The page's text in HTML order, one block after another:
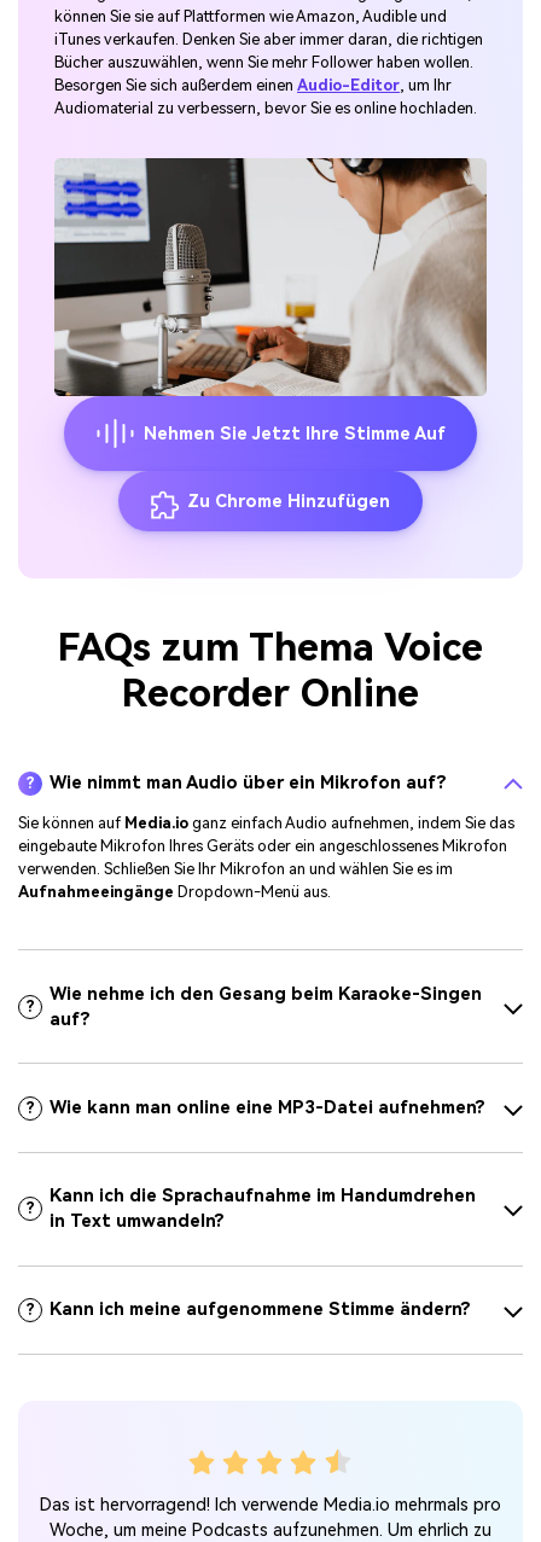
können Sie sie auf Plattformen wie Amazon, Audible und
iTunes verkaufen. Denken Sie aber immer daran, die richtigen
Bücher auszuwählen, wenn Sie mehr Follower haben wollen.
Besorgen Sie sich außerdem einen Audio-Editor , um Ihr
Audiomaterial zu verbessern, bevor Sie es online hochladen.
Nehmen Sie Jetzt Ihre Stimme Auf
Zu Chrome Hinzufügen
FAQs zum Thema Voice
Recorder Online
? Wie nimmt man Audio über ein Mikrofon auf?
Sie können auf Media.io ganz einfach Audio aufnehmen, indem Sie das
eingebaute Mikrofon Ihres Geräts oder ein angeschlossenes Mikrofon
verwenden. Schließen Sie Ihr Mikrofon an und wählen Sie es im
Aufnahmeeingänge Dropdown-Menü aus.
?
Wie nehme ich den Gesang beim Karaoke-Singen
auf?
? Wie kann man online eine MP3-Datei aufnehmen?
?
Kann ich die Sprachaufnahme im Handumdrehen
in Text umwandeln?
? Kann ich meine aufgenommene Stimme ändern?
Das ist hervorragend! Ich verwende Media.io mehrmals pro
Woche, um meine Podcasts aufzunehmen. Um ehrlich zu